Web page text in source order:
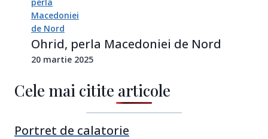
Ohrid, perla Macedoniei de Nord
20 martie 2025
Cele mai citite articole
Portret de calatorie